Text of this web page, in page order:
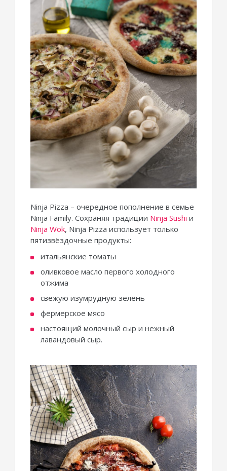
Ninja Pizza – очередное пополнение в семье
Ninja Family. Сохраняя традиции Ninja Sushi и
Ninja Wok, Ninja Pizza использует только
пятизвёздочные продукты:
итальянские томаты
оливковое масло первого холодного
отжима
свежую изумрудную зелень
фермерское мясо
настоящий молочный сыр и нежный
лавандовый сыр.